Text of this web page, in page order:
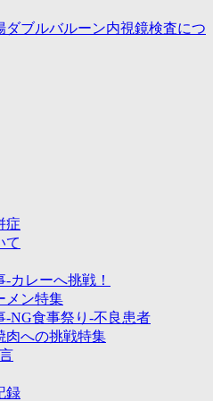
ダブルバルーン内視鏡検査につ
症
て
カレーへ挑戦！
メン特集
-NG食事祭り-不良患者
肉への挑戦特集
録